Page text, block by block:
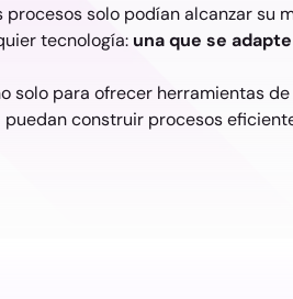
solo podían alcanzar
tecnología: una que se
solo para ofrecer herramientas
puedan construir procesos